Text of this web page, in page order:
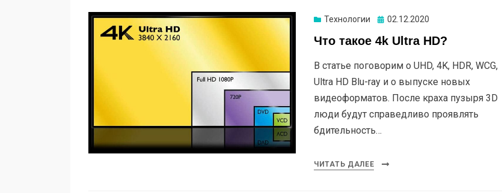
Технологии Опубликовано
02.12.2020
Что такое 4k Ultra HD?
В статье поговорим о UHD, 4K, HDR, WCG,
Ultra HD Blu-ray и о выпуске новых
видеоформатов. После краха пузыря 3D
люди будут справедливо проявлять
бдительность…
ЧИТАТЬ ДАЛЕЕ